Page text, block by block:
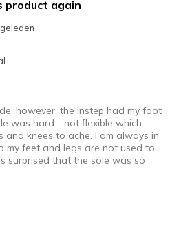
product again
however, the instep had my foot
was hard - not flexible which
and knees to ache. I am always in
my feet and legs are not used to
surprised that the sole was so